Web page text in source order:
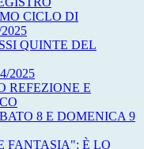
CICLO DI
QUINTE DEL
2025
REFEZIONE E
8 E DOMENICA 9
FANTASIA": È LO